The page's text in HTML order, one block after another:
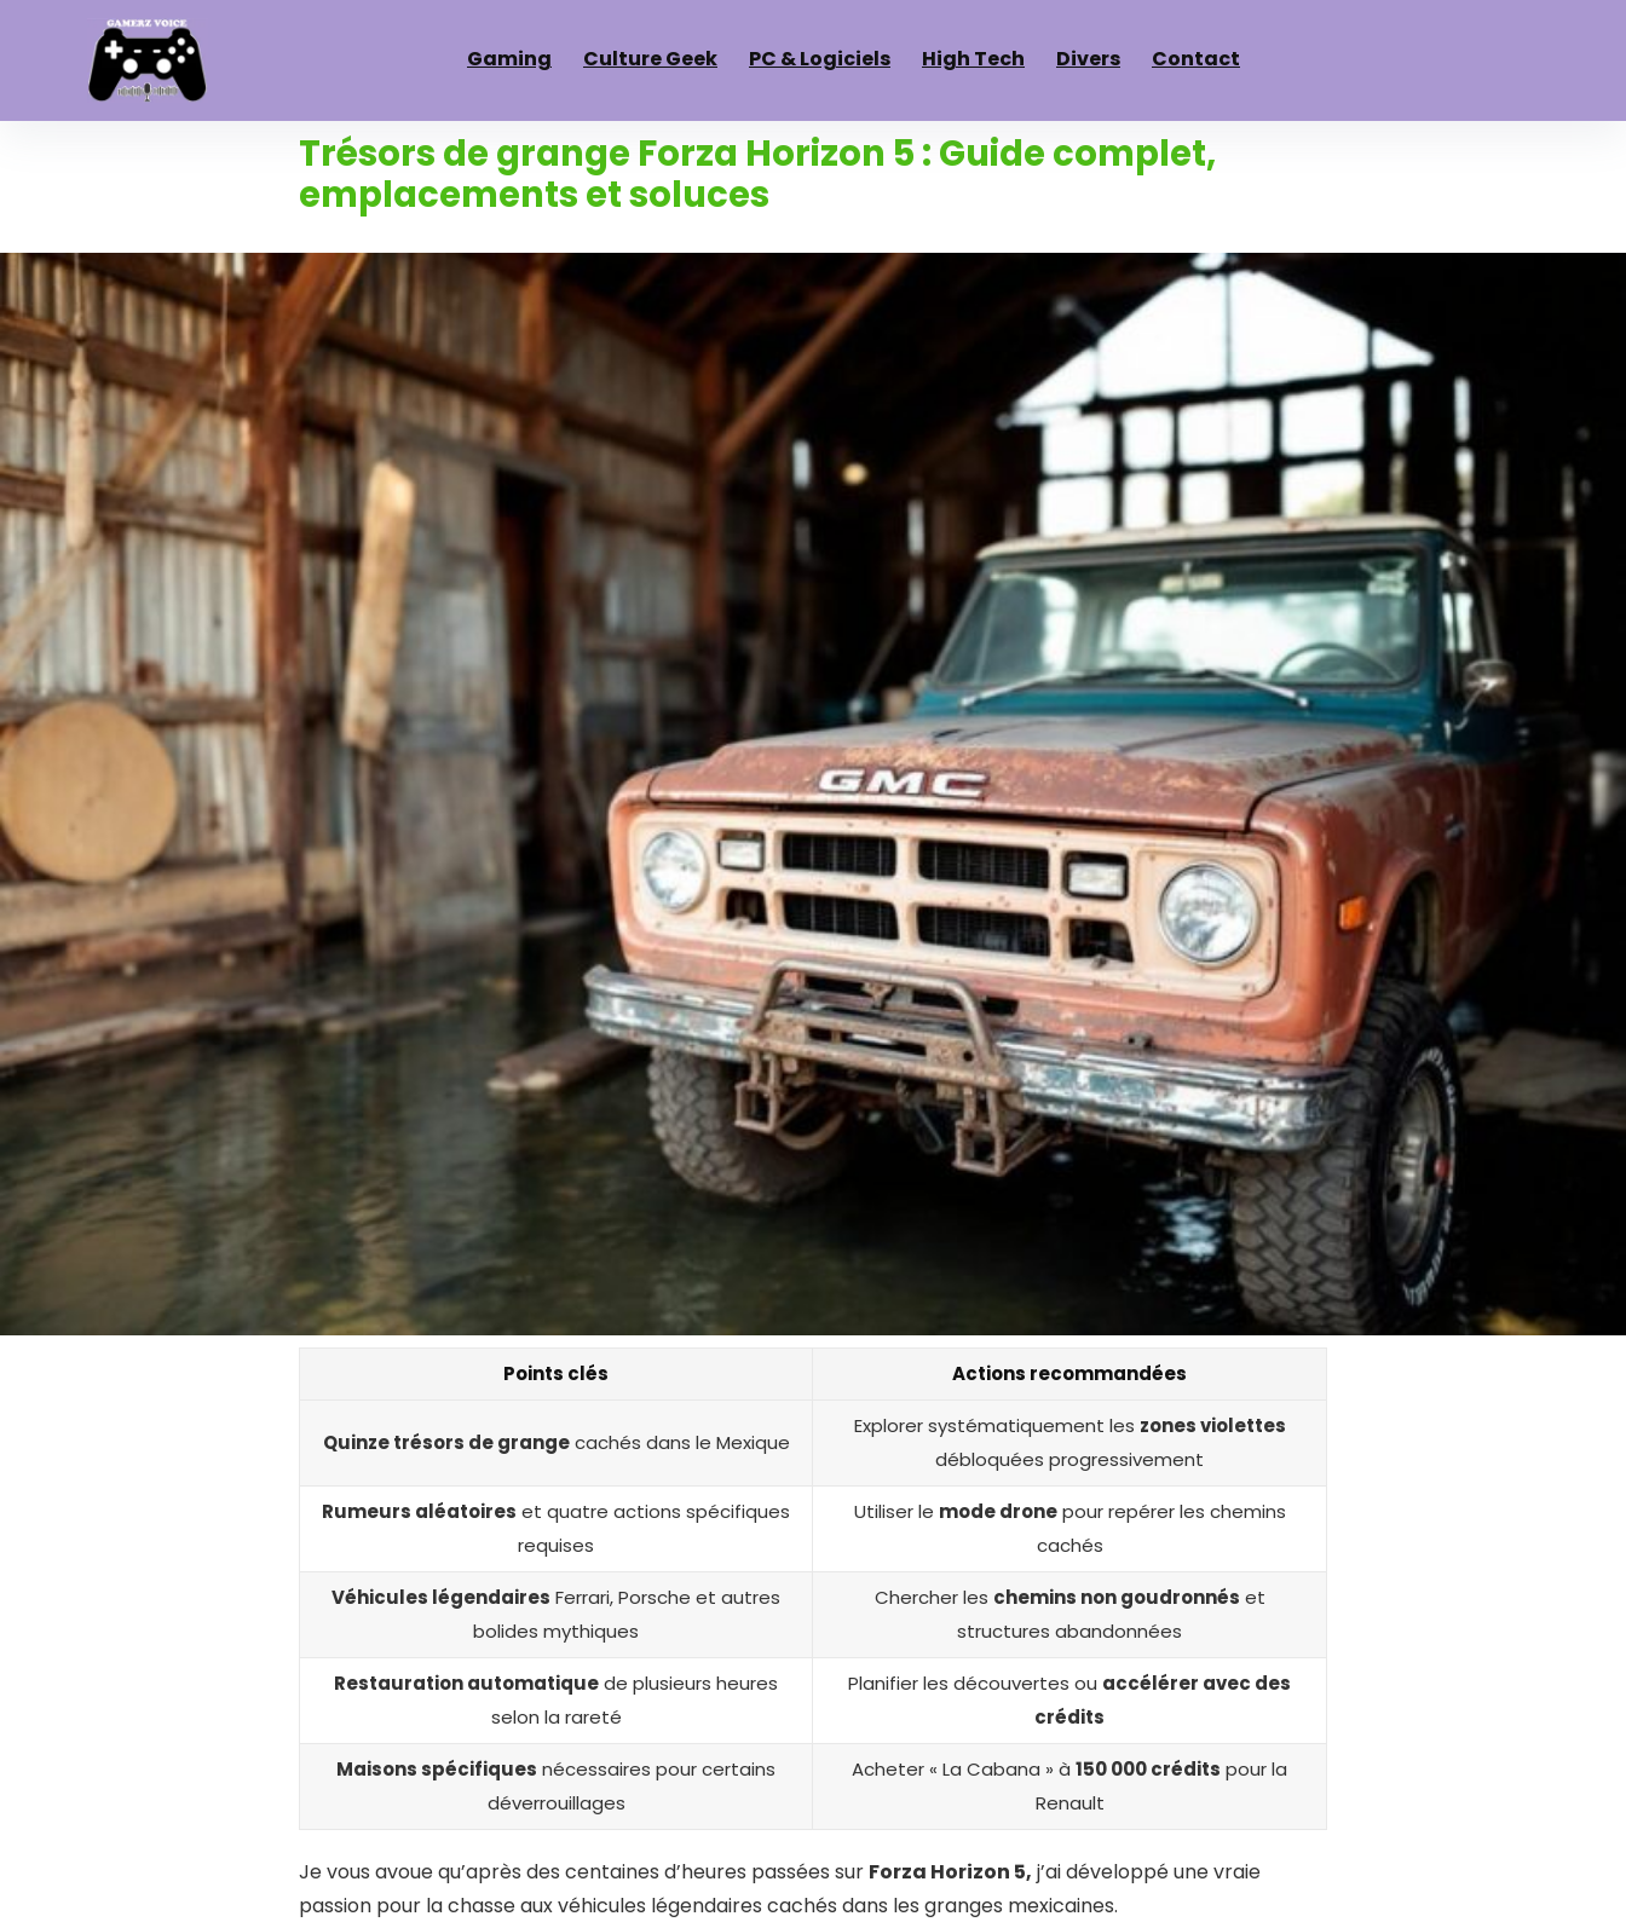
Gaming Culture Geek PC & Logiciels High Tech Divers Contact
Trésors de grange Forza Horizon 5 : Guide complet,
emplacements et soluces
Points clés Actions recommandées
Quinze trésors de grangecachés dans le Mexique
Explorer systématiquement les zones violettes
débloquées progressivement
Rumeurs aléatoires et quatre actions spécifiques
requises
Utiliser le mode dronepour repérer les chemins
cachés
Véhicules légendaires Ferrari, Porsche et autres
bolides mythiques
Chercher les chemins non goudronnés et
structures abandonnées
Restauration automatiquede plusieurs heures
selon la rareté
Planifier les découvertes ou accélérer avec des
crédits
Maisons spécifiques nécessaires pour certains
déverrouillages
Acheter « La Cabana » à 150 000 crédits pour la
Renault
Je vous avoue qu’après des centaines d’heures passées sur Forza Horizon 5, j’ai développé une vraie
passion pour la chasse aux véhicules légendaires cachés dans les granges mexicaines.